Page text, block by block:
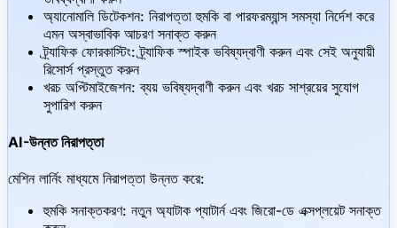
অ্যানোমালি ডিটেকশন: নিরাপত্তা হুমকি বা পারফরম্যান্স সমস্যা নির্দেশ করে
এমন অস্বাভাবিক আচরণ সনাক্ত করুন
ট্র্যাফিক ফোরকাস্টিং: ট্র্যাফিক স্পাইক ভবিষ্যদ্বাণী করুন এবং সেই অনুযায়ী
রিসোর্স প্রস্তুত করুন
খরচ অপ্টিমাইজেশন: ব্যয় ভবিষ্যদ্বাণী করুন এবং খরচ সাশ্রয়ের সুযোগ
সুপারিশ করুন
AI-উন্নত নিরাপত্তা
মেশিন লার্নিং মাধ্যমে নিরাপত্তা উন্নত করে:
হুমকি সনাক্তকরণ: নতুন অ্যাটাক প্যাটার্ন এবং জিরো-ডে এক্সপ্লয়েট সনাক্ত